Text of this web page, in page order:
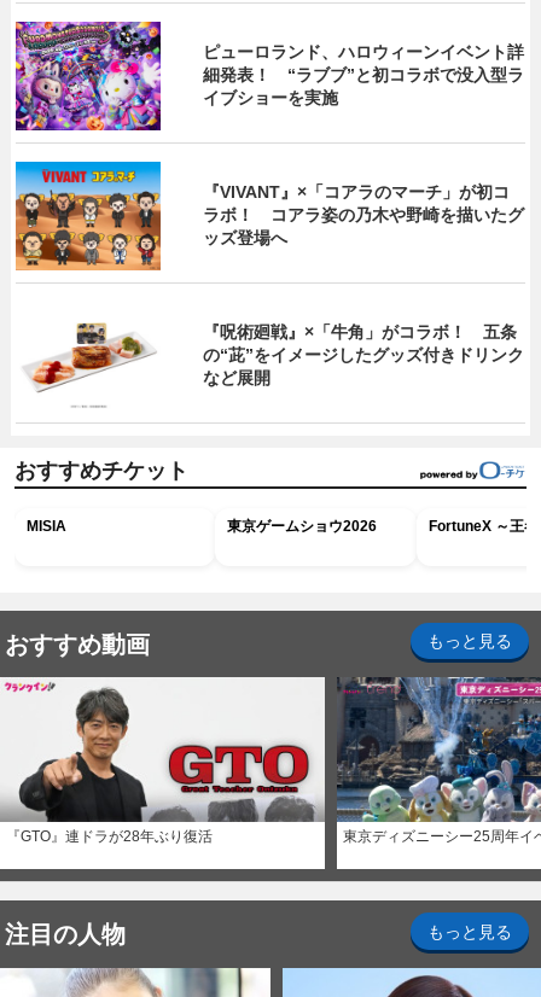
ピューロランド、ハロウィーンイベント詳
細発表！ “ラブブ”と初コラボで没入型ラ
イブショーを実施
『VIVANT』×「コアラのマーチ」が初コ
ラボ！ コアラ姿の乃木や野崎を描いたグ
ッズ登場へ
『呪術廻戦』×「牛角」がコラボ！ 五条
の“茈”をイメージしたグッズ付きドリンク
など展開
おすすめチケット
MISIA 東京ゲームショウ2026 FortuneX ～王
おすすめ動画 もっと見る
『GTO』連ドラが28年ぶり復活 東京ディズニーシー25周年イ
注目の人物 もっと見る